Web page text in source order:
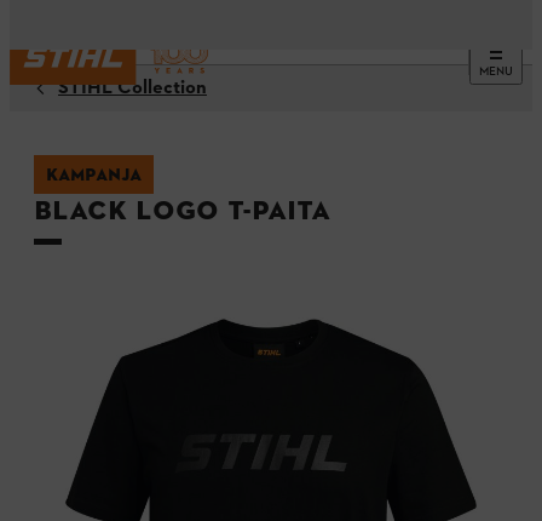
MENU
STIHL Collection
KAMPANJA
BLACK LOGO t-paita